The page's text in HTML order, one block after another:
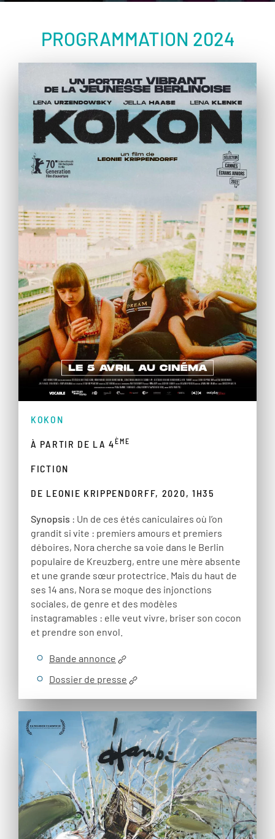
PROGRAMMATION 2024
KOKON
À PARTIR DE LA 4ÈME
FICTION
DE LEONIE KRIPPENDORFF, 2020, 1H35
Synopsis : Un de ces étés caniculaires où l’on
grandit si vite : premiers amours et premiers
déboires, Nora cherche sa voie dans le Berlin
populaire de Kreuzberg, entre une mère absente
et une grande sœur protectrice. Mais du haut de
ses 14 ans, Nora se moque des injonctions
sociales, de genre et des modèles
instagramables : elle veut vivre, briser son cocon
et prendre son envol.
Bande annonce
Dossier de presse